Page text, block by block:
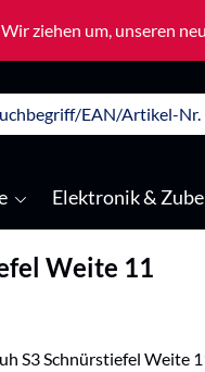
ziehen um, unseren
Elektronik &
Weite 11